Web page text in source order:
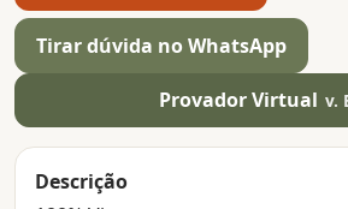
Tirar dúvida no WhatsApp
Provador Virtual v.
Descrição